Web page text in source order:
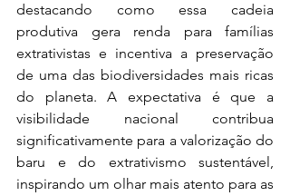
destacando como essa cadeia
produtiva gera renda para famílias
extrativistas e incentiva a preservação
de uma das biodiversidades mais ricas
do planeta. A expectativa é que a
visibilidade nacional contribua
significativamente para a valorização do
baru e do extrativismo sustentável,
inspirando um olhar mais atento para as